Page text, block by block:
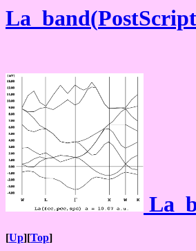
La_band(PostScript
[Up][Top]